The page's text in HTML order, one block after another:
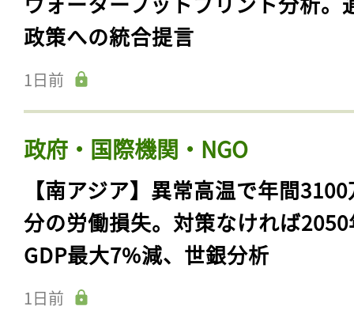
政策への統合提言
1日前
政府・国際機関・NGO
【南アジア】異常高温で年間
分の労働損失。対策なければ
GDP最大7%減、世銀分析
1日前